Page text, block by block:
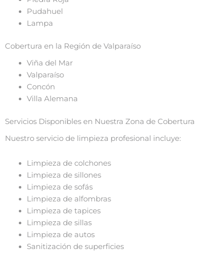
Pudahuel
Lampa
Cobertura en la Región de Valparaíso
Viña del Mar
Valparaíso
Concón
Villa Alemana
Servicios Disponibles en Nuestra Zona de Cobertura
Nuestro servicio de limpieza profesional incluye:
Limpieza de colchones
Limpieza de sillones
Limpieza de sofás
Limpieza de alfombras
Limpieza de tapices
Limpieza de sillas
Limpieza de autos
Sanitización de superficies